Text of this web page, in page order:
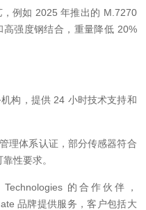
例如 2025 年推出的 M.7270
强度钢结合，重量降低 20%
构，提供 24 小时技术支持和
理体系认证，部分传感器符合
性要求。
的合作伙伴，
品牌提供服务，客户包括大